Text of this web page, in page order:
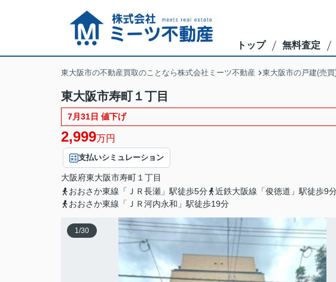
トップ 無料査定
東大阪市の不動産買取のことなら株式会社ミーツ不動産 東大阪市の戸建(売買
東大阪市寿町１丁目
7月31日 値下げ
2,999万円
支払いシミュレーション
大阪府東大阪市寿町 １丁目
おおさか東線「ＪＲ長瀬」駅徒歩5分
近鉄大阪線「俊徳道」駅徒歩9
おおさか東線「ＪＲ河内永和」駅徒歩19分
1/30